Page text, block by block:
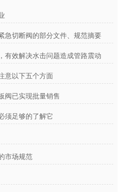
急切断阀的部分文件、规范摘要
有效解决水击问题造成管路震动
意以下五个方面
阀已实现批量销售
须足够的了解它
市场规范